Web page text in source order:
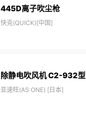
445D离子吹尘枪
快克(QUICK)[中国]
除静电吹风机 C2-932型
亚速旺(AS ONE) [日本]